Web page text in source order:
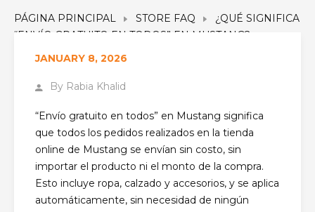
PÁGINA PRINCIPAL STORE FAQ
¿QUÉ SIGNIFICA
“ENVÍO GRATUITO EN TODOS” EN MUSTANG?
JANUARY 8, 2026
By Rabia Khalid
“Envío gratuito en todos” en Mustang significa
que todos los pedidos realizados en la tienda
online de Mustang se envían sin costo, sin
importar el producto ni el monto de la compra.
Esto incluye ropa, calzado y accesorios, y se aplica
automáticamente, sin necesidad de ningún